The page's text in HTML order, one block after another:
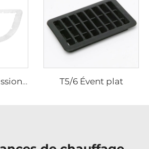
Support d'admission avant T5/6 T5/6 Évent plat